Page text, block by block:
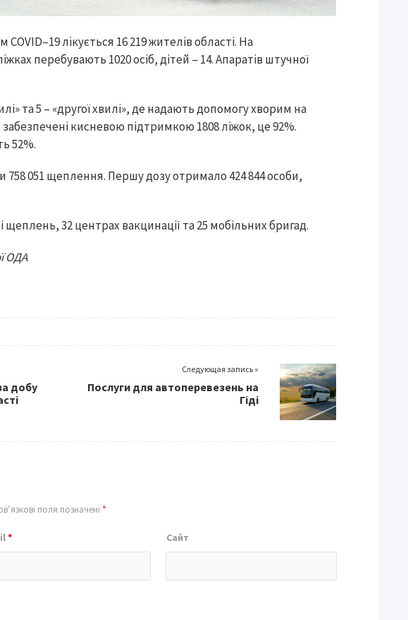
лікується 16 219 жителів області. На
перебувають 1020 осіб, дітей – 14. Апаратів штучної
та 5 – «другої хвилі», де надають допомогу хворим на
забезпечені кисневою підтримкою 1808 ліжок, це 92%.
52%.
758 051 щеплення. Першу дозу отримало 424 844 особи,
32 центрах вакцинації та 25 мобільних бригад.
ОДА
добу
Следующая запись »
Послуги для автоперевезень на
Гіді
поля позначені*
* Сайт